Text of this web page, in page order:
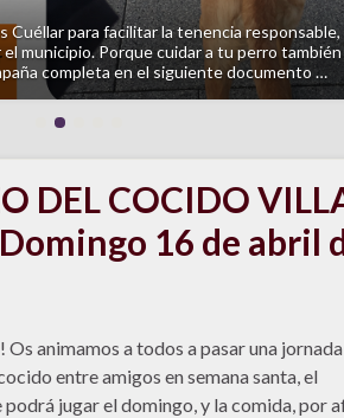
¿Te has preguntado alguna vez cómo se
observando las estrellas?
El próximo
en «El cielo es trashumante», un paseo
DEL COCIDO
Domingo 16 de abril
animamos a todos a pasar una jornada
entre amigos en semana santa, el
jugar el domingo, y la comida, por